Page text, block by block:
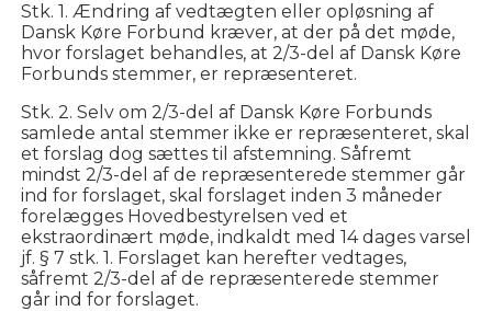
Stk. 1. Ændring af vedtægten eller opløsning af
Dansk Køre Forbund kræver, at der på det møde,
hvor forslaget behandles, at 2/3-del af Dansk Køre
Forbunds stemmer, er repræsenteret.
Stk. 2. Selv om 2/3-del af Dansk Køre Forbunds
samlede antal stemmer ikke er repræsenteret, skal
et forslag dog sættes til afstemning. Såfremt
mindst 2/3-del af de repræsenterede stemmer går
ind for forslaget, skal forslaget inden 3 måneder
forelægges Hovedbestyrelsen ved et
ekstraordinært møde, indkaldt med 14 dages varsel
jf. § 7 stk. 1. Forslaget kan herefter vedtages,
såfremt 2/3-del af de repræsenterede stemmer
går ind for forslaget.